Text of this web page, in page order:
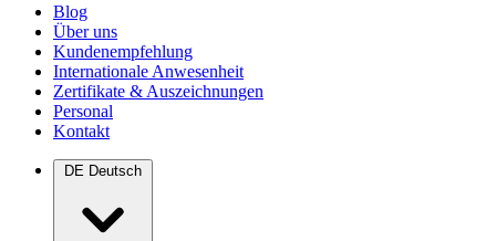
Blog
Über uns
Kundenempfehlung
Internationale Anwesenheit
Zertifikate & Auszeichnungen
Personal
Kontakt
DE Deutsch